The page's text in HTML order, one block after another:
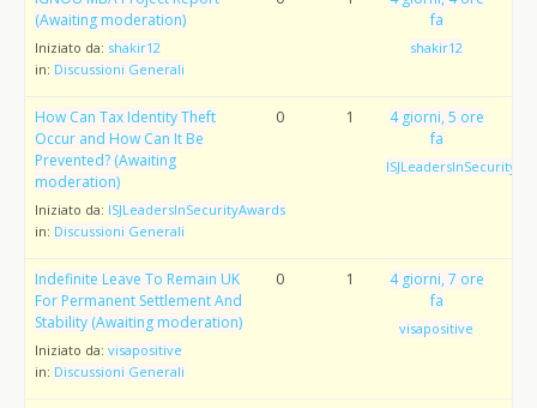
(Awaiting moderation)
Iniziato da: shakir12
in: Discussioni Generali
fa
shakir12
How Can Tax Identity Theft
Occur and How Can It Be
Prevented? (Awaiting
moderation)
Iniziato da: ISJLeadersInSecurityAwards
in: Discussioni Generali
0 1
4 giorni, 5 ore
fa
Indefinite Leave To Remain UK
For Permanent Settlement And
Stability (Awaiting moderation)
Iniziato da: visapositive
in: Discussioni Generali
0 1
4 giorni, 7 ore
fa
visapositive